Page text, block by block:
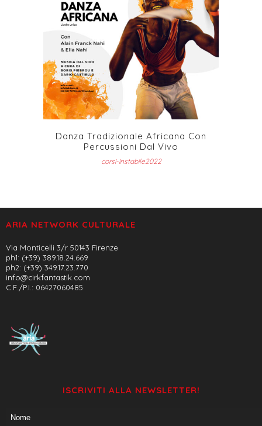
Danza Tradizionale Africana Con
Percussioni Dal Vivo
corsi-instabile2022
ARIA NETWORK CULTURALE
Via Monticelli 3/r 50143 Firenze
ph1: (+39) 389.18.24.669
ph2: (+39) 349.17.23.770
info@cirkfantastik.com
C.F./P.I.: 06427060485
ISCRIVITI ALLA NEWSLETTER!